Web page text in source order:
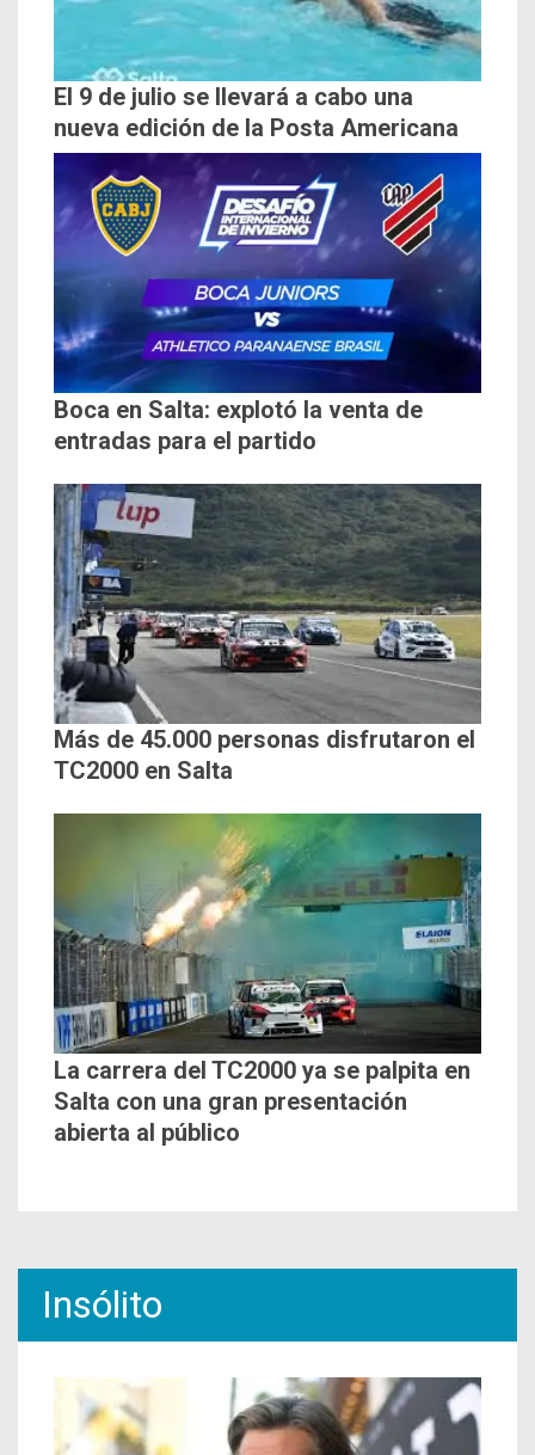
El 9 de julio se llevará a cabo una
nueva edición de la Posta Americana
Boca en Salta: explotó la venta de
entradas para el partido
Más de 45.000 personas disfrutaron el
TC2000 en Salta
La carrera del TC2000 ya se palpita en
Salta con una gran presentación
abierta al público
Insólito